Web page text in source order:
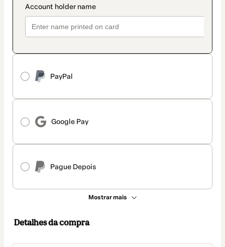
PayPal
Google Pay
Pague Depois
Mostrar mais
Detalhes da compra